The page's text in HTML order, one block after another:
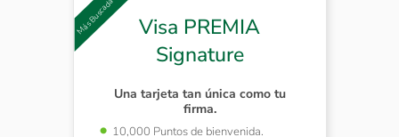
Visa PREMIA
Signature
Una tarjeta tan única como tu
firma.
10,000 Puntos de bienvenida.